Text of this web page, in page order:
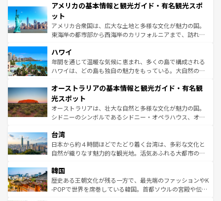
ンツ一覧を参照してほしい。
の建物がそのまま残る町や、スイスならではのユニークな
博物館もあり、アルプス観光だけでなく町歩きも満喫する
ことができる。国民の所得が高いため物価も高いが、旅行
者向けの交通パス提供のサービスもあり、うまく活用すれ
着のスイス情報は
アメリカの基本情報と観光ガイド・有名観光スポ
ット
アメリカ合衆国は、広大な土地と多様な文化が魅力の国。
東海岸の都市部から西海岸のカリフォルニアまで、訪れる
のような巨大都市は、観光、ショッピング、エンターテイ
ンメントが詰まった刺激的なスポットだ。一方、アメリカ
西部には大自然が広がり、グランドキャニオンやイエロー
部のニューオーリンズでは、音楽と美食が融合した独特の
文化が魅力。旅行者はアメリカの各地域で異なる魅力を楽
しみながら、その多様性と豊かな歴史を感じることができ
るだろう。車でのロードトリップや列車の旅も、アメリカ
情報は
ハワイ
年間を通じて温暖な気候に恵まれ、多くの島で構成される
ハワイは、どの島も独自の魅力をもっている。大自然の神
ワイ島は見逃せない。また、定番の観光地といえばオアフ
島だが、静かな自然を求めるならマウイ島やカウアイ島が
おすすめ。エメラルドグリーンに輝く海をはじめ、豊かな
文化や歴史が息づいている。「アロハスピリット」と呼ば
人々、おいしいローカルフードやハワイアンミュージッ
ク、伝統的なフラダンスなど、すべてがハワイの魅力を彩
っている。訪れるたびに新しい発見と感動が待っているハ
はコンテンツ一覧
オーストラリアの基本情報と観光ガイド・有名観
光スポット
オーストラリアは、壮大な自然と多様な文化が魅力の国。
シドニーのシンボルであるシドニー・オペラハウス、オー
リアリーフや大陸中央部にそびえるウルル（エアーズロッ
ク）、タスマニアの美しい原生林やケアンズの熱帯雨林な
ど、見どころがたくさん。また、カフェやワイン、オージ
いる。アクティビティも充実しており、サーフィンやダイ
ビング、ハイキングなど、アウトドア好きにはたまらな
い。オーストラリアの多彩な魅力を存分に味わいつくそ
台湾
日本から約４時間ほどでたどり着く台湾は、多彩な文化と
自然が織りなす魅力的な観光地。活気あふれる大都市の台
ン）、静ひつな山岳地帯である台湾東部など、都市の喧騒
と山間の静けさが共存しており、訪れる人に新しい発見と
驚きをもたらしてくれる。また、奥深い台湾の食文化も魅
韓国
歴史ある王朝文化が残る一方で、最先端のファッションやK
-POPで世界を席巻している韓国。首都ソウルの宮殿や伝統